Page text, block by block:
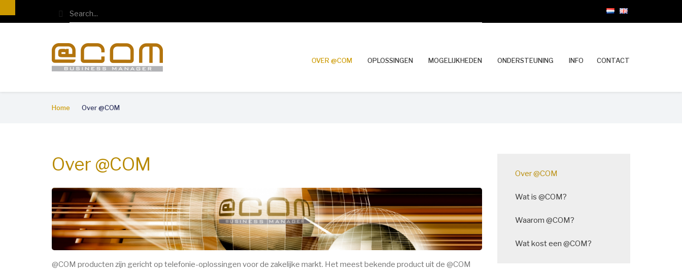
Search
OVER @COM OPLOSSINGEN MOGELIJKHEDEN ONDERSTEUNING INFO CONTACT
Home Over @COM
Over @COM
@COM producten zijn gericht op telefonie-oplossingen voor de zakelijke markt. Het meest bekende product uit de @COM
navigation
Over @COM
Wat is @COM?
Waarom @COM?
Wat kost een @COM?